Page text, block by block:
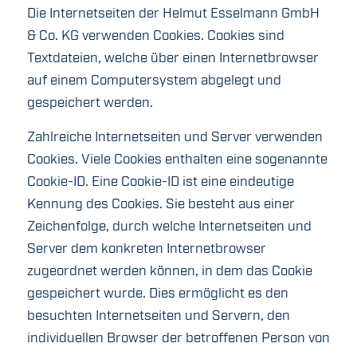
Die Internetseiten der Helmut Esselmann GmbH
& Co. KG verwenden Cookies. Cookies sind
Textdateien, welche über einen Internetbrowser
auf einem Computersystem abgelegt und
gespeichert werden.
Zahlreiche Internetseiten und Server verwenden
Cookies. Viele Cookies enthalten eine sogenannte
Cookie-ID. Eine Cookie-ID ist eine eindeutige
Kennung des Cookies. Sie besteht aus einer
Zeichenfolge, durch welche Internetseiten und
Server dem konkreten Internetbrowser
zugeordnet werden können, in dem das Cookie
gespeichert wurde. Dies ermöglicht es den
besuchten Internetseiten und Servern, den
individuellen Browser der betroffenen Person von